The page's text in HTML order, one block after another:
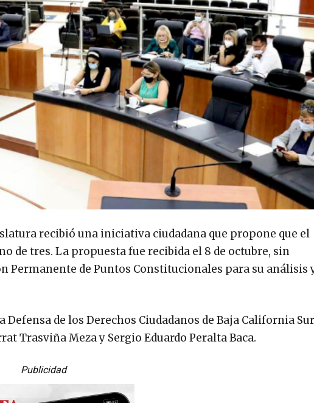
recibió una iniciativa ciudadana que propone que el
de tres. La propuesta fue recibida el 8 de octubre, sin
Permanente de Puntos Constitucionales para su análisis
de los Derechos Ciudadanos de Baja California
Trasviña Meza y Sergio Eduardo Peralta Baca.
Publicidad